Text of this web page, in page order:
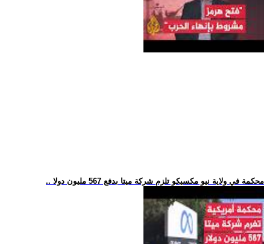
.. محكمة في ولاية نيو مكسيكو تلزم شركة ميتا بدفع 567 مليون دولا